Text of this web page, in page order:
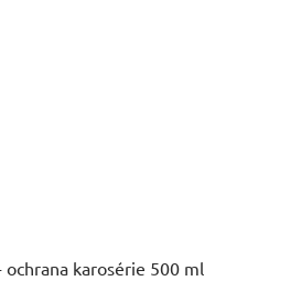
ochrana karosérie 500 ml